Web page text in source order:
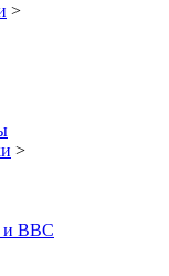
>
>
и ВВС